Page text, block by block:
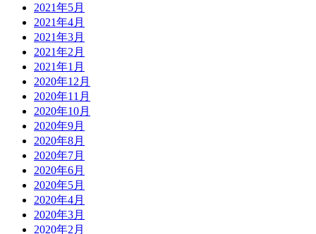
2021年5月
2021年4月
2021年3月
2021年2月
2021年1月
2020年12月
2020年11月
2020年10月
2020年9月
2020年8月
2020年7月
2020年6月
2020年5月
2020年4月
2020年3月
2020年2月